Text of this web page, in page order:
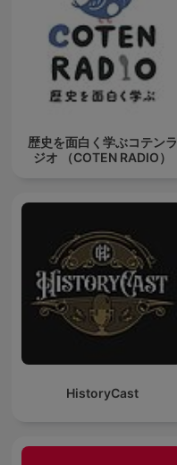
歴史を面白く学ぶコテンラ
ジオ （COTEN RADIO）
HistoryCast